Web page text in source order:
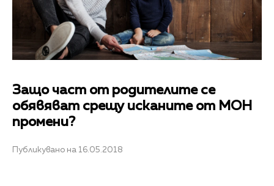
Защо част от родителите се
обявяват срещу исканите от МОН
промени?
Публикувано на 16.05.2018